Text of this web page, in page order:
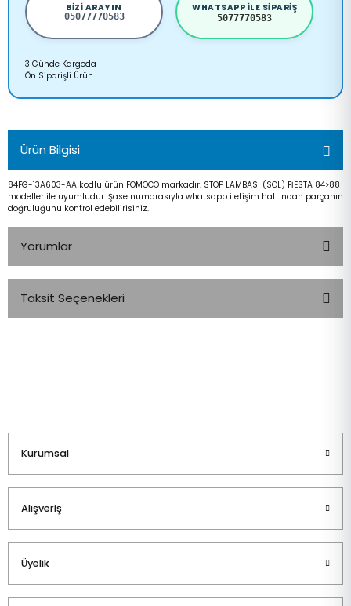
BIZI ARAYIN
05077770583
WHATSAPP ILE SIPARIŞ
5077770583
3 Günde Kargoda
Ön Siparişli Ürün
Ürün Bilgisi
84FG-13A603-AA kodlu ürün FOMOCO markadır. STOP LAMBASI (SOL) FİESTA 84>88
modeller ile uyumludur. Şase numarasıyla whatsapp iletişim hattından parçanın
doğruluğunu kontrol edebilirisiniz.
Yorumlar
Taksit Seçenekleri
Kurumsal
Alışveriş
Üyelik